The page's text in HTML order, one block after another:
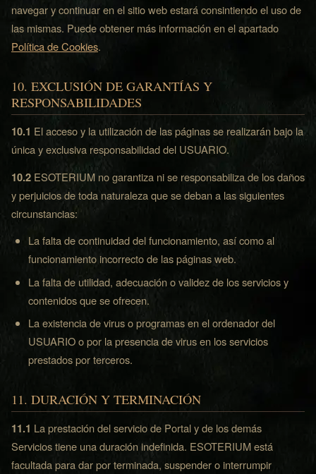
navegar y continuar en el sitio web estará consintiendo el uso de
las mismas. Puede obtener más información en el apartado
Política de Cookies.
10. EXCLUSIÓN DE GARANTÍAS Y
RESPONSABILIDADES
10.1 El acceso y la utilización de las páginas se realizarán bajo la
única y exclusiva responsabilidad del USUARIO.
10.2 ESOTERIUM no garantiza ni se responsabiliza de los daños
y perjuicios de toda naturaleza que se deban a las siguientes
circunstancias:
La falta de continuidad del funcionamiento, así como al
funcionamiento incorrecto de las páginas web.
La falta de utilidad, adecuación o validez de los servicios y
contenidos que se ofrecen.
La existencia de virus o programas en el ordenador del
USUARIO o por la presencia de virus en los servicios
prestados por terceros.
11. DURACIÓN Y TERMINACIÓN
11.1 La prestación del servicio de Portal y de los demás
Servicios tiene una duración indefinida. ESOTERIUM está
facultada para dar por terminada, suspender o interrumpir